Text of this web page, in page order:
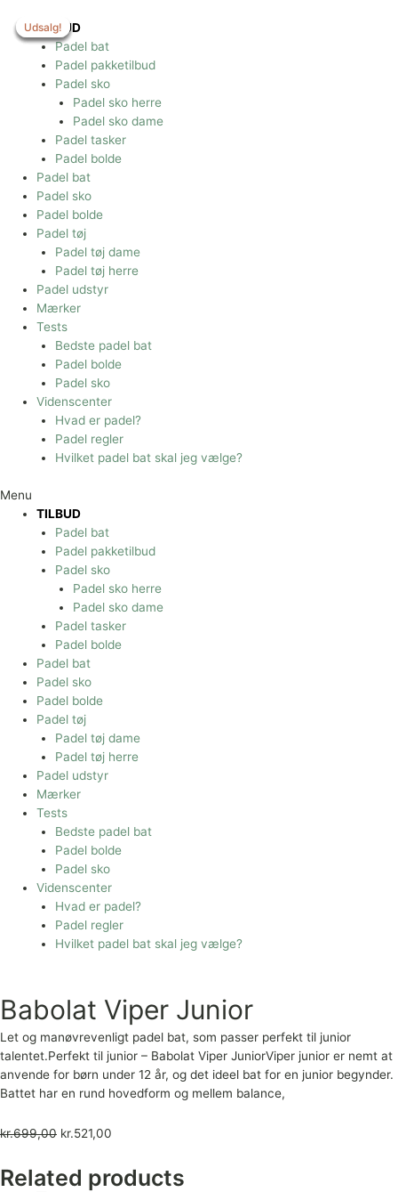
indholdet
TILBUD
Padel bat
Padel pakketilbud
Padel sko
Padel sko herre
Padel sko dame
Padel tasker
Padel bolde
Padel bat
Padel sko
Padel bolde
Padel tøj
Padel tøj dame
Padel tøj herre
Padel udstyr
Mærker
Tests
Bedste padel bat
Padel bolde
Padel sko
Videnscenter
Hvad er padel?
Padel regler
Hvilket padel bat skal jeg vælge?
Menu
TILBUD
Padel bat
Padel pakketilbud
Padel sko
Padel sko herre
Padel sko dame
Padel tasker
Padel bolde
Padel bat
Padel sko
Padel bolde
Padel tøj
Padel tøj dame
Padel tøj herre
Padel udstyr
Mærker
Tests
Bedste padel bat
Padel bolde
Padel sko
Videnscenter
Hvad er padel?
Padel regler
Hvilket padel bat skal jeg vælge?
Udsalg!
Babolat Viper Junior
Let og manøvrevenligt padel bat, som passer perfekt til junior
talentet.Perfekt til junior – Babolat Viper JuniorViper junior er nemt at
anvende for børn under 12 år, og det ideel bat for en junior begynder.
Battet har en rund hovedform og mellem balance,
kr.699,00 kr.521,00
Related products
Udsalg!
Udsalg!
Udsalg!
Udsalg!